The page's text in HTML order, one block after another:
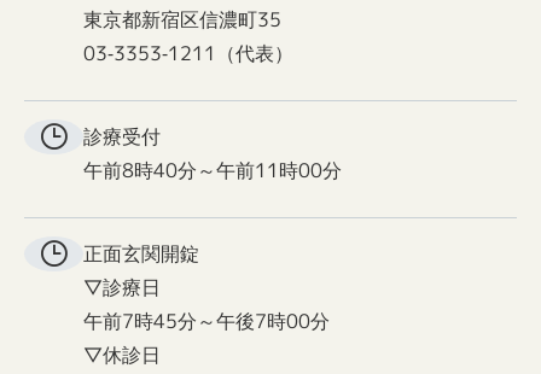
東京都新宿区信濃町35
03-3353-1211（代表）
診療受付
午前8時40分～午前11時00分
正面玄関開錠
▽診療日
午前7時45分～午後7時00分
▽休診日